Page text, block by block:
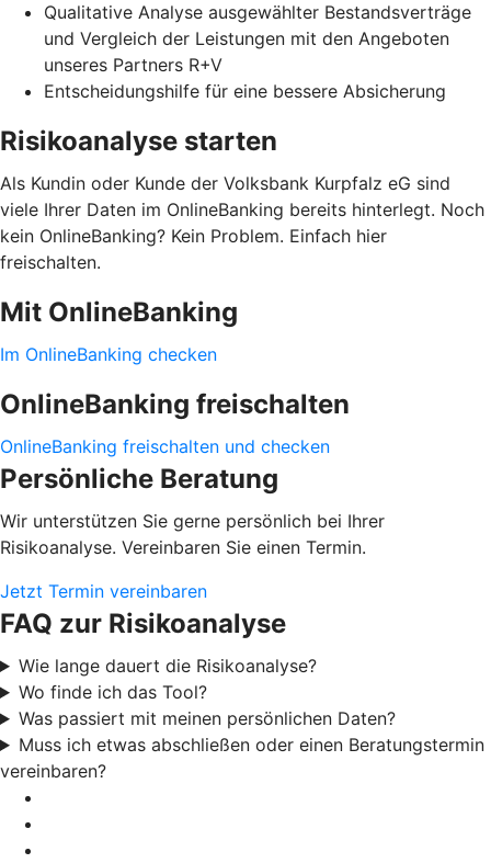
Qualitative Analyse ausgewählter Bestandsverträge
und Vergleich der Leistungen mit den Angeboten
unseres Partners R+V
Entscheidungshilfe für eine bessere Absicherung
Risikoanalyse starten
Als Kundin oder Kunde der Volksbank Kurpfalz eG sind
viele Ihrer Daten im OnlineBanking bereits hinterlegt. Noch
kein OnlineBanking? Kein Problem. Einfach hier
freischalten.
Mit OnlineBanking
Im OnlineBanking checken
OnlineBanking freischalten
OnlineBanking freischalten und checken
Persönliche Beratung
Wir unterstützen Sie gerne persönlich bei Ihrer
Risikoanalyse. Vereinbaren Sie einen Termin.
Jetzt Termin vereinbaren
FAQ zur Risikoanalyse
Wie lange dauert die Risikoanalyse?
Wo finde ich das Tool?
Was passiert mit meinen persönlichen Daten?
Muss ich etwas abschließen oder einen Beratungstermin
vereinbaren?